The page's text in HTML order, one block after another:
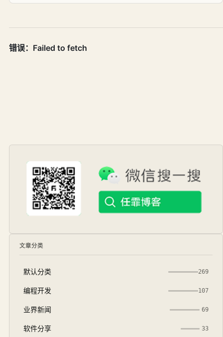
文章分类
默认分类 269
编程开发 107
业界新闻 69
软件分享 33